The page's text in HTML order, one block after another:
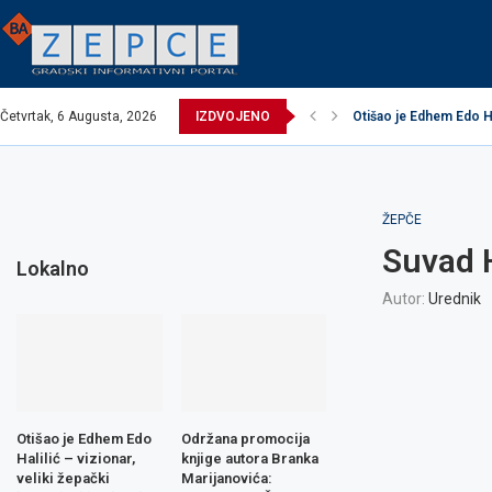
Četvrtak, 6 Augusta, 2026 IZDVOJENO Otišao je Edhem Edo
ŽEPČE
Suvad
Autor: Urednik
Lokalno
Otišao je Edhem Edo
Halilić – vizionar,
veliki žepački
Održana promocija
knjige autora Branka
Marijanovića: